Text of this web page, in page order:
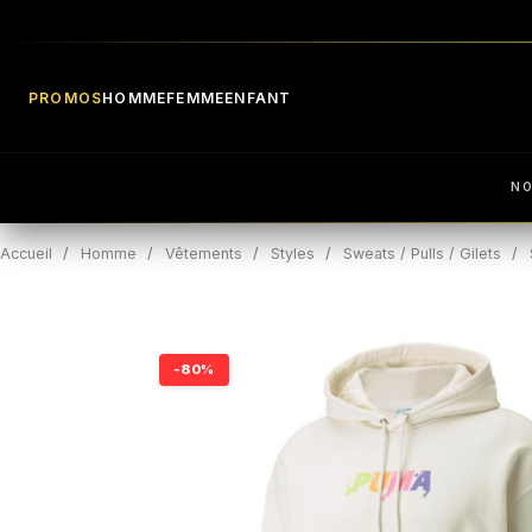
PROMOSHOMMEFEMMEENFANT
Accueil Homme Vêtements Styles Sweats / Pulls / Gilets
-80%